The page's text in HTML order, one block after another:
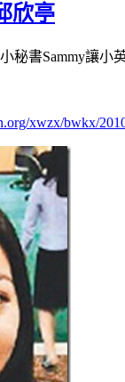
欣亭
秘書Sammy讓
xwzx/bwkx/